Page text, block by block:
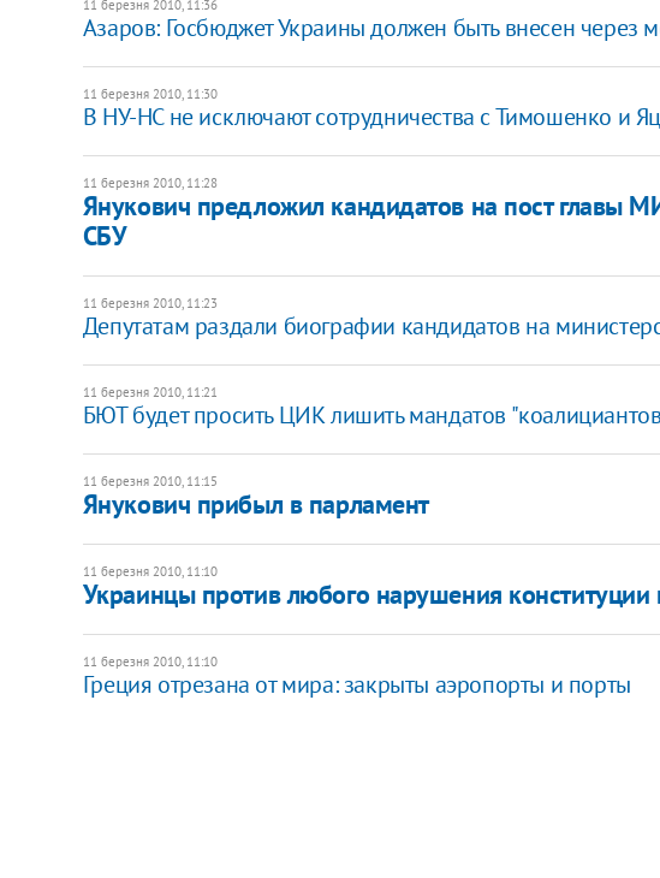
11 березня 2010, 11:36
Азаров: Госбюджет Украины должен быть внесен через
11 березня 2010, 11:30
В НУ-НС не исключают сотрудничества с Тимошенко и
11 березня 2010, 11:28
Янукович предложил кандидатов на пост главы
СБУ
11 березня 2010, 11:23
Депутатам раздали биографии кандидатов на
11 березня 2010, 11:21
БЮТ будет просить ЦИК лишить мандатов
11 березня 2010, 11:15
Янукович прибыл в парламент
11 березня 2010, 11:10
Украинцы против любого нарушения
11 березня 2010, 11:10
Греция отрезана от мира: закрыты аэропорты и порты